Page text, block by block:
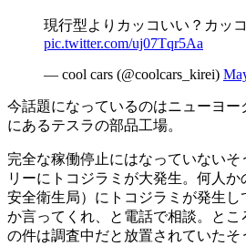
現行型よりカッコいい？カッ
pic.twitter.com/uj07Tqr5Aa
— cool cars (@coolcars_kirei)
今話題になっているのはニューヨ
にあるテスラの部品工場。
完全な稼働停止にはなっていないそ
リーにトコジラミが大発生。何人
安全衛生局）にトコジラミが発生し
か言ってくれ、と電話で相談。とこ
の件は調査中だと放置されていたそ